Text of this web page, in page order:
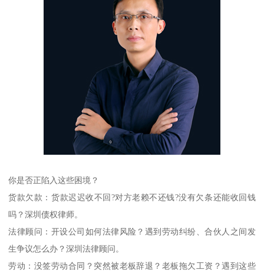
你是否正陷入这些困境？
货款欠款：货款迟迟收不回?对方老赖不还钱?没有欠条还能收回钱
吗？深圳债权律师。
法律顾问：开设公司如何法律风险？遇到劳动纠纷、合伙人之间发
生争议怎么办？深圳法律顾问。
劳动：没签劳动合同？突然被老板辞退？老板拖欠工资？遇到这些